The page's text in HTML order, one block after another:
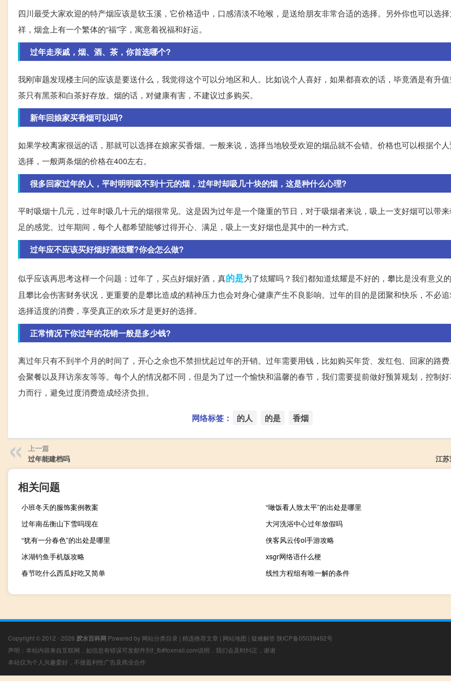
四川最受大家欢迎的特产烟应该是软玉溪，它价格适中，口感清淡不呛喉，是送给朋友非常合适的选择。另外你也可以选
祥，烟盒上有一个繁体的“福”字，寓意着祝福和好运。
过年走亲戚，烟、酒、茶，你首选哪个?
我刚审题发现楼主问的应该是要送什么，我觉得这个可以分地区和人。比如说个人喜好，如果都喜欢的话，毕竟酒是有升值
茶只有黑茶和白茶好存放。烟的话，对健康有害，不建议过多购买。
新年回娘家买香烟可以吗?
如果学校离家很远的话，那就可以选择在娘家买香烟。一般来说，选择当地较受欢迎的烟品就不会错。价格也可以根据个
选择，一般两条烟的价格在400左右。
很多回家过年的人，平时明明吸不到十元的烟，过年时却吸几十块的烟，这是种什么心理?
平时吸烟十几元，过年时吸几十元的烟很常见。这是因为过年是一个隆重的节日，对于吸烟者来说，吸上一支好烟可以带
足的感觉。过年期间，每个人都希望能够过得开心、满足，吸上一支好烟也是其中的一种方式。
过年应不应该买好烟好酒炫耀?你会怎么做?
似乎应该再思考这样一个问题：过年了，买点好烟好酒，真的是为了炫耀吗？我们都知道炫耀是不好的，攀比是没有意义
且攀比会伤害财务状况，更重要的是攀比造成的精神压力也会对身心健康产生不良影响。过年的目的是团聚和快乐，不必追
选择适度的消费，享受真正的欢乐才是更好的选择。
正常情况下你过年的花销一般是多少钱?
离过年只有不到半个月的时间了，开心之余也不禁担忧起过年的开销。过年需要用钱，比如购买年货、发红包、回家的路
会聚餐以及拜访亲友等等。每个人的情况都不同，但是为了过一个愉快和温馨的春节，我们需要提前做好预算规划，控制
力而行，避免过度消费造成经济负担。
网络标签： 的人 的是 香烟
上一篇
过年能建档吗
江
相关问题
小班冬天的服饰案例教案
“噉饭看人致太平”的出处是哪里
过年南岳衡山下雪吗现在
大河洗浴中心过年放假吗
“犹有一分春色”的出处是哪里
侠客风云传ol手游攻略
冰湖钓鱼手机版攻略
xsgr网络语什么梗
春节吃什么西瓜好吃又简单
线性方程组有唯一解的条件
Copyright © 2012 - 2026 胶水百科网 Powered by 网站分类目录 | 精选推荐文章 | 网站地图 | 疑难解答 陕ICP备05039492号
声明：本站内容来自互联网，如信息有错误可发邮件到f_fb#foxmail.com说明，我们会及时纠正，谢谢
本站仅为个人兴趣爱好，不接盈利性广告及商业合作